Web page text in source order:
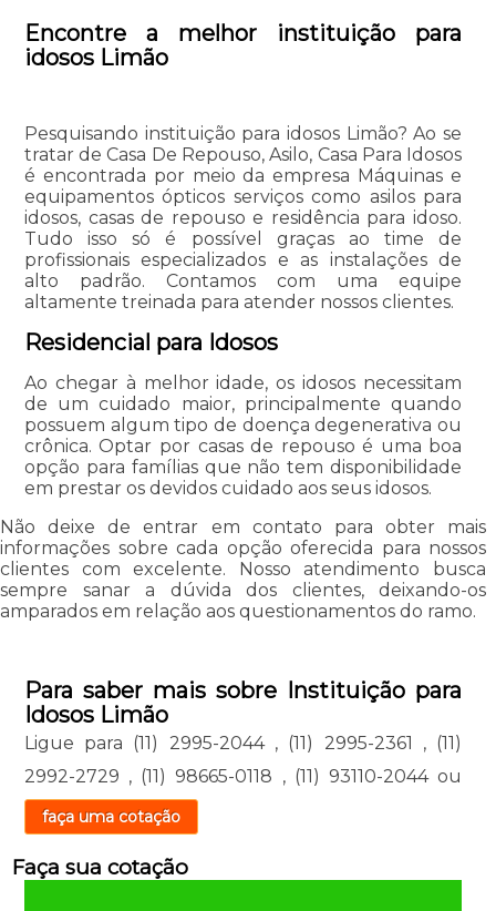
Encontre a melhor instituição para
idosos Limão
Pesquisando instituição para idosos Limão? Ao se
tratar de Casa De Repouso, Asilo, Casa Para Idosos
é encontrada por meio da empresa Máquinas e
equipamentos ópticos serviços como asilos para
idosos, casas de repouso e residência para idoso.
Tudo isso só é possível graças ao time de
profissionais especializados e as instalações de
alto padrão. Contamos com uma equipe
altamente treinada para atender nossos clientes.
Residencial para Idosos
Ao chegar à melhor idade, os idosos necessitam
de um cuidado maior, principalmente quando
possuem algum tipo de doença degenerativa ou
crônica. Optar por casas de repouso é uma boa
opção para famílias que não tem disponibilidade
em prestar os devidos cuidado aos seus idosos.
Não deixe de entrar em contato para obter mais
informações sobre cada opção oferecida para nossos
clientes com excelente. Nosso atendimento busca
sempre sanar a dúvida dos clientes, deixando-os
amparados em relação aos questionamentos do ramo.
Para saber mais sobre Instituição para
Idosos Limão
Ligue para (11) 2995-2044 , (11) 2995-2361 , (11)
2992-2729 , (11) 98665-0118 , (11) 93110-2044 ou
faça uma cotação
Faça sua cotação